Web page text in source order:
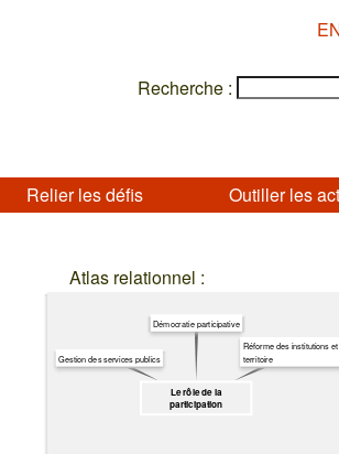
Recherche :
Relier les défis Outiller les
Atlas relationnel :
Le rôle de la
participation
Réforme des institutions et
territoire
Démocratie participative
Gestion des services publics